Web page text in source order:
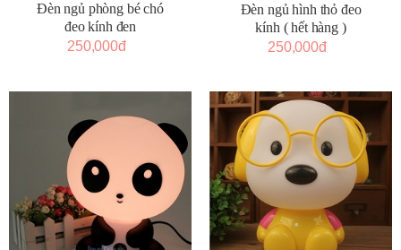
Đèn ngủ phòng bé chó
đeo kính đen
250,000đ
Đèn ngủ hình thỏ đeo
kính ( hết hàng )
250,000đ